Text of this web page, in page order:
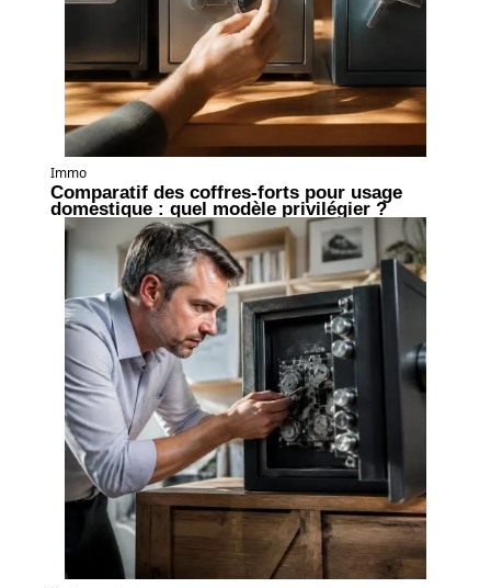
Immo
Comparatif des coffres-forts pour usage
domestique : quel modèle privilégier ?